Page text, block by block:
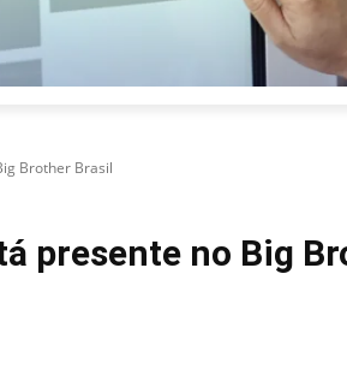
Brother Brasil
presente no Big